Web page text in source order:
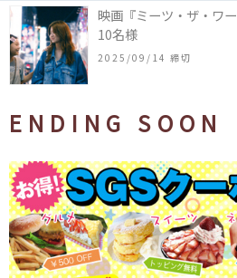
映画『ミーツ・ザ・ワ
10名様
2025/09/14 締切
ENDING SOON